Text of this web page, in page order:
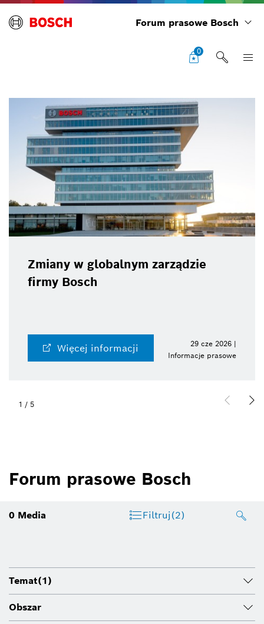
Forum prasowe Bosch
0
Zmiany w globalnym zarządzie
firmy Bosch
Więcej informacji
29 cze 2026 |
Informacje prasowe
1 / 5
Forum prasowe Bosch
0 Media Filtruj(2)
Temat(1)
Obszar